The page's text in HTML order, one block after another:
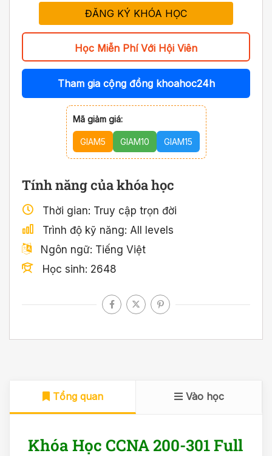
Tổng quan Vào học
Khóa Học CCNA 200-301 Full
ĐĂNG KÝ KHÓA HỌC
Học Miễn Phí Với Hội Viên
Tham gia cộng đồng khoahoc24h
Mã giảm giá:
GIAM5 GIAM10 GIAM15
Tính năng của khóa học
Thời gian Truy cập trọn đời
Trình độ kỹ năng All levels
Ngôn ngữ Tiếng Việt
Học sinh 2648